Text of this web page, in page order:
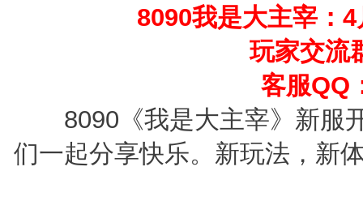
8090我是大主宰：4
玩家交流
客服QQ：
8090《我是大主宰》新服
们一起分享快乐。新玩法，新